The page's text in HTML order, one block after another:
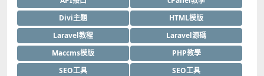
Divi主題
HTML模版
Laravel教程
Laravel源碼
Maccms模版
PHP教學
SEO工具
SEO工具